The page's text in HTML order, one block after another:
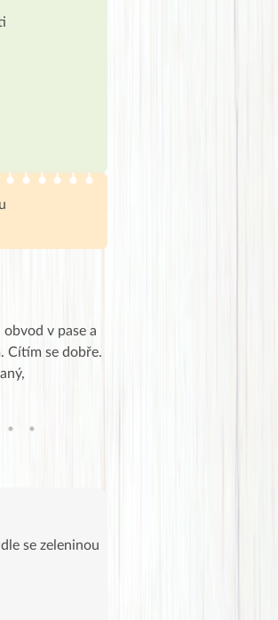
v pase a
Cítím se dobře.
se zeleninou